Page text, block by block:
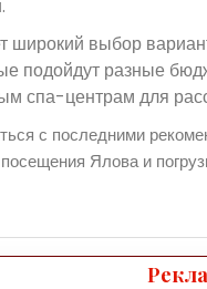
широкий выбор
подойдут разные
спа-центрам для
с последними
Ялова и